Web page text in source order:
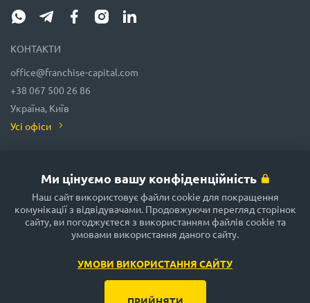
Ми цінуємо вашу конфіденційність
Наш сайт використовує файли cookie для покращення
комунікації з відвідувачами. Продовжуючи перегляд сторінок
сайту, ви погоджуєтеся з використанням файлів cookie та
умовами використання даного сайту.
УМОВИ ВИКОРИСТАННЯ САЙТУ
КОНТАКТИ
office@franchise-capital.com
+38 067 500 26 86
Україна, Київ
Усі офіси
«Календар заходів» на сайті FRANCHISE CAPITAL, часто розміщуються
представниками франшиз на правах реклами або отримані на
безоплатній основі з джерел, які ми вважаємо надійними, але їхня
точність і повнота не гарантуються! Відповідно до законодавства
адміністрація сайту FRANCHISE CAPITAL не гарантує і не обіцяє в
майбутньому прибутковості жодних вкладень, не дає гарантії надійності
можливих інвестицій та стабільності розмірів можливих доходів. Сайт
інформацію. Будьте уважні та приймайте лише обмірковані рішення!